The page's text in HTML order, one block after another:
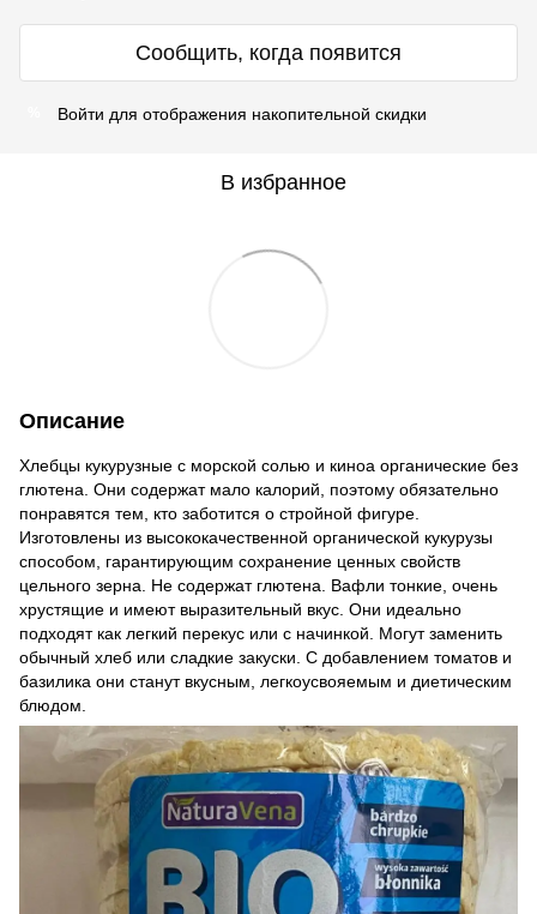
Сообщить, когда появится
Войти для отображения накопительной скидки
В избранное
Описание
Хлебцы кукурузные с морской солью и киноа органические без
глютена. Они содержат мало калорий, поэтому обязательно
понравятся тем, кто заботится о стройной фигуре.
Изготовлены из высококачественной органической кукурузы
способом, гарантирующим сохранение ценных свойств
цельного зерна. Не содержат глютена. Вафли тонкие, очень
хрустящие и имеют выразительный вкус. Они идеально
подходят как легкий перекус или с начинкой. Могут заменить
обычный хлеб или сладкие закуски. С добавлением томатов и
базилика они станут вкусным, легкоусвояемым и диетическим
блюдом.